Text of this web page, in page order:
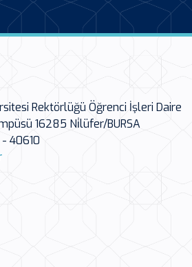
Rektörlüğü Öğrenci İşleri Daire
16285 Ni̇lüfer/BURSA
- 40610